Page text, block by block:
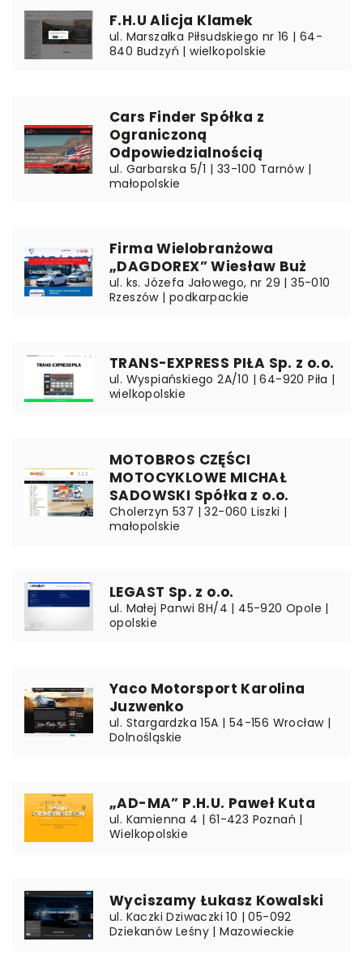
F.H.U Alicja Klamek
ul. Marszałka Piłsudskiego nr 16 | 64-
840 Budzyń | wielkopolskie
Cars Finder Spółka z
Ograniczoną
Odpowiedzialnością
ul. Garbarska 5/1 | 33-100 Tarnów |
małopolskie
Firma Wielobranżowa
„DAGDOREX” Wiesław Buż
ul. ks. Józefa Jałowego, nr 29 | 35-010
Rzeszów | podkarpackie
TRANS-EXPRESS PIŁA Sp. z o.o.
ul. Wyspiańskiego 2A/10 | 64-920 Piła |
wielkopolskie
MOTOBROS CZĘŚCI
MOTOCYKLOWE MICHAŁ
SADOWSKI Spółka z o.o.
Cholerzyn 537 | 32-060 Liszki |
małopolskie
LEGAST Sp. z o.o.
ul. Małej Panwi 8H/4 | 45-920 Opole |
opolskie
Yaco Motorsport Karolina
Juzwenko
ul. Stargardzka 15A | 54-156 Wrocław |
Dolnośląskie
„AD-MA” P.H.U. Paweł Kuta
ul. Kamienna 4 | 61-423 Poznań |
Wielkopolskie
Wyciszamy Łukasz Kowalski
ul. Kaczki Dziwaczki 10 | 05-092
Dziekanów Leśny | Mazowieckie